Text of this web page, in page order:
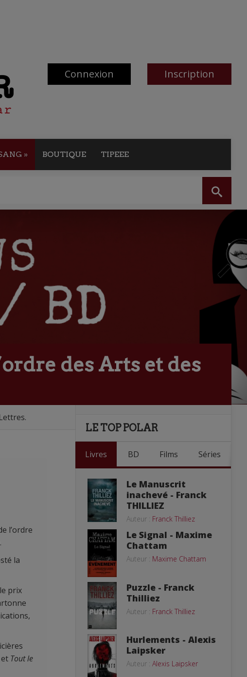
Connexion Inscription
» BOUTIQUE TIPEEE
des Arts et des
l’ordre
la
prix
Tout le
LE TOP POLAR
Livres BD Films Séries
Le Manuscrit
inachevé - Franck
THILLIEZ
Auteur : Franck Thilliez
Le Signal - Maxime
Chattam
Auteur : Maxime Chattam
Puzzle - Franck
Thilliez
Auteur : Franck Thilliez
Hurlements - Alexis
Laipsker
Auteur : Alexis Laipsker